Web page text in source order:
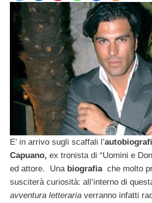
E’ in arrivo sugli scaffali l’
Capuano, ex tronista di “Uomini e
ed attore. Una biografiache molto
susciterà curiosità: all’interno di
avventura letteraria verranno infatti